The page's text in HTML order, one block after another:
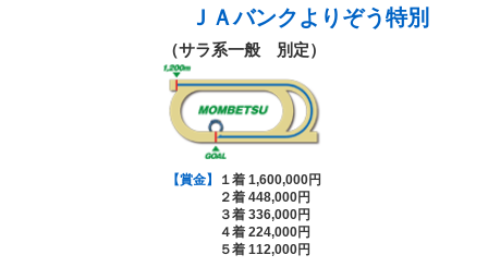
ＪＡバンクよりぞう特別
（サラ系一般 別定）
【賞金】
１着 1,600,000円
２着 448,000円
３着 336,000円
４着 224,000円
５着 112,000円